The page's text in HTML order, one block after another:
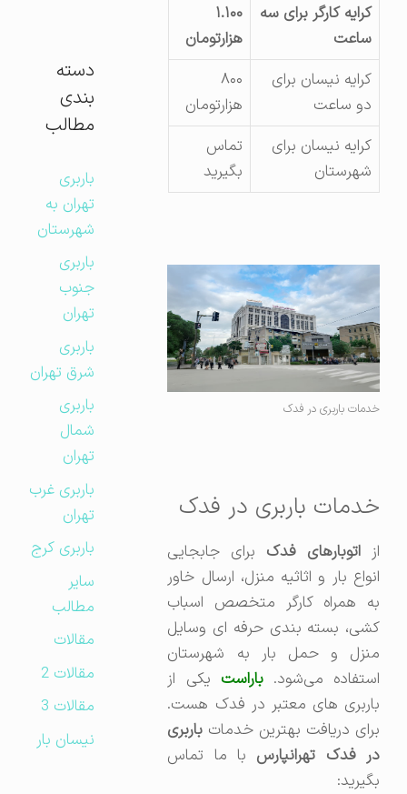
کرایه کارگر برای سه
ساعت
۱.۱۰۰
هزارتومان
کرایه نیسان برای
دو ساعت
هزارتومان
کرایه نیسان برای
شهرستان
تماس
بگیرید
خدمات باربری در فدک
خدمات باربری در فدک
اتوبارهای فدکبرای جابجایی
انواع بار و اثاثیه منزل، ارسال خاور
به همراه کارگر متخصص اسباب
کشی، بسته بندی حرفه ای وسایل
منزل و حمل بار به شهرستان
استفاده می‌شود.باراست یکی از
باربری های معتبر در فدک هست.
برای دریافت بهترین خدماتباربری
در فدک تهرانپارسبا ما تماس
بگیرید:
دسته
بندی
مطالب
باربری
تهران به
شهرستان
باربری
جنوب
تهران
باربری
شرق تهران
باربری
شمال
تهران
باربری غرب
تهران
باربری کرج
مطالب
مقالات
مقالات 2
مقالات 3
نیسان بار